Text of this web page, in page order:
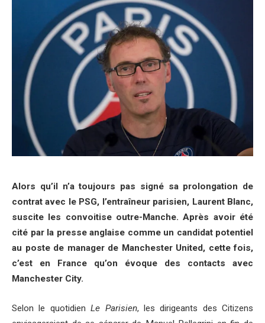
Alors qu’il n’a toujours pas signé sa prolongation de
contrat avec le PSG, l’entraîneur parisien, Laurent Blanc,
suscite les convoitise outre-Manche. Après avoir été
cité par la presse anglaise comme un candidat potentiel
au poste de manager de Manchester United, cette fois,
c’est en France qu’on évoque des contacts avec
Manchester City.
Selon le quotidienLe Parisien, les dirigeants des Citizens